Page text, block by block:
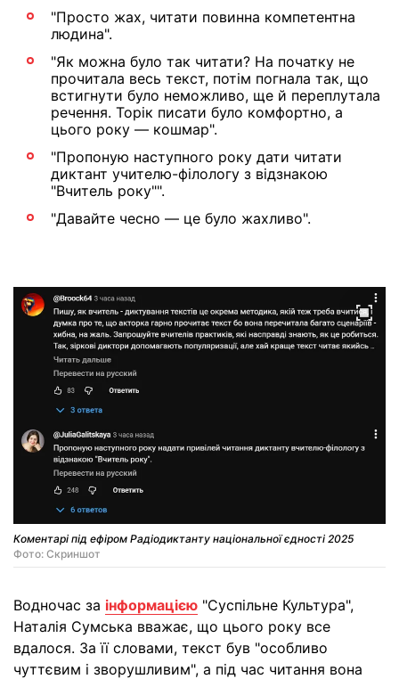
"Просто жах, читати повинна компетентна
людина".
"Як можна було так читати? На початку не
прочитала весь текст, потім погнала так, що
встигнути було неможливо, ще й переплутала
речення. Торік писати було комфортно, а
цього року — кошмар".
"Пропоную наступного року дати читати
диктант учителю-філологу з відзнакою
"Вчитель року"".
"Давайте чесно — це було жахливо".
Коментарі під ефіром Радіодиктанту національної єдності 2025
Фото: Скриншот
Водночас за інформацією "Суспільне Культура",
Наталія Сумська вважає, що цього року все
вдалося. За її словами, текст був "особливо
чуттєвим і зворушливим", а під час читання вона